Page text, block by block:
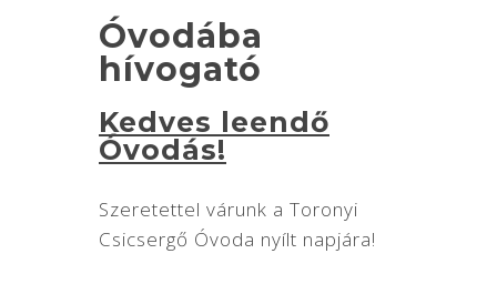
Óvodába
hívogató
Kedves leendő
Óvodás!
Szeretettel várunk a Toronyi
Csicsergő Óvoda nyílt napjára!